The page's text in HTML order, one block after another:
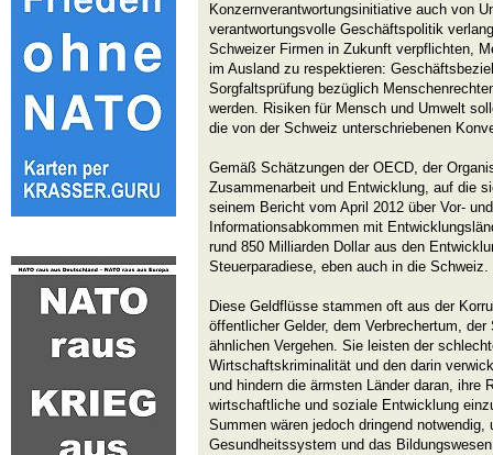
Konzernverantwortungsinitiative auch von
verantwortungsvolle Geschäftspolitik
Schweizer Firmen in Zukunft verpflichten,
im Ausland zu respektieren:
Sorgfaltsprüfung bezüglich
werden. Risiken für Mensch und Umwelt
die von der Schweiz unterschriebenen
Gemäß Schätzungen der OECD, der
Zusammenarbeit und Entwicklung, auf die
seinem Bericht vom April 2012 über Vor-
Informationsabkommen mit
rund 850 Milliarden Dollar aus den
Steuerparadiese, eben auch in die Schweiz.
Diese Geldflüsse stammen oft aus der
öffentlicher Gelder, dem Verbrechertum, der
ähnlichen Vergehen. Sie leisten der
Wirtschaftskriminalität und den darin
und hindern die ärmsten Länder daran, ihre
wirtschaftliche und soziale Entwicklung
Summen wären jedoch dringend
Gesundheitssystem und das